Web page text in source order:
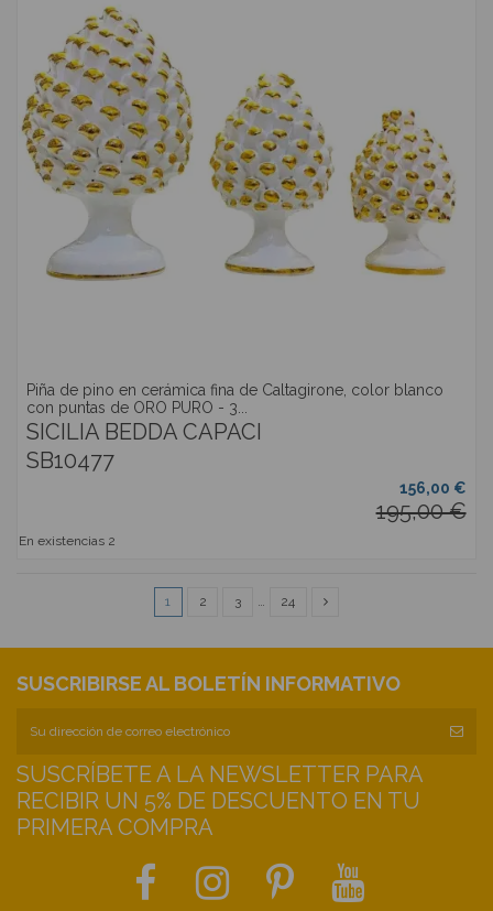
Piña de pino en cerámica fina de Caltagirone, color blanco
con puntas de ORO PURO - 3...
SICILIA BEDDA CAPACI
SB10477
156,00 €
195,00 €
En existencias 2
1 2 3 … 24
SUSCRIBIRSE AL BOLETÍN INFORMATIVO
SUSCRÍBETE A LA NEWSLETTER PARA
RECIBIR UN 5% DE DESCUENTO EN TU
PRIMERA COMPRA